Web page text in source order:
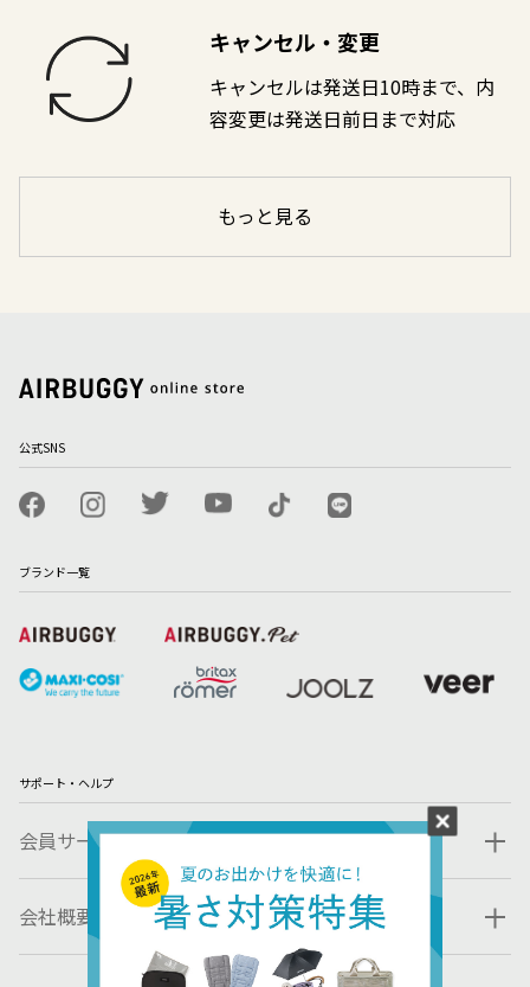
キャンセル・変更
キャンセルは発送日10時まで、内
容変更は発送日前日まで対応
もっと見る
公式SNS
ブランド一覧
サポート・ヘルプ
会員サービス
会社概要・規約